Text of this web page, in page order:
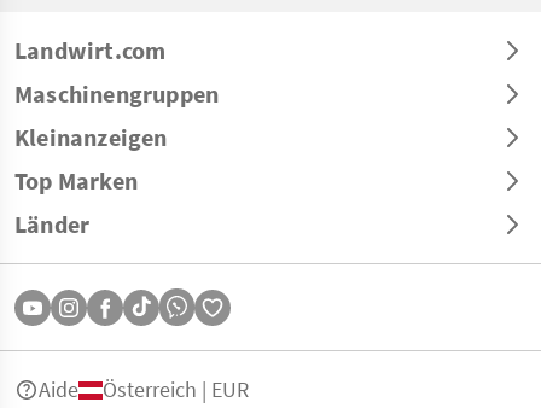
Landwirt.com
Maschinengruppen
Kleinanzeigen
Top Marken
Länder
Aide Österreich | EUR